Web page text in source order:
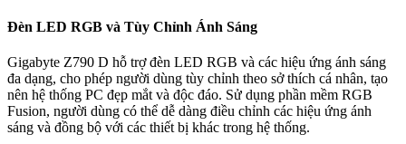
Đèn LED RGB và Tùy Chỉnh Ánh Sáng
Gigabyte Z790 D hỗ trợ đèn LED RGB và các hiệu ứng ánh sáng
đa dạng, cho phép người dùng tùy chỉnh theo sở thích cá nhân, tạo
nên hệ thống PC đẹp mắt và độc đáo. Sử dụng phần mềm RGB
Fusion, người dùng có thể dễ dàng điều chỉnh các hiệu ứng ánh
sáng và đồng bộ với các thiết bị khác trong hệ thống.